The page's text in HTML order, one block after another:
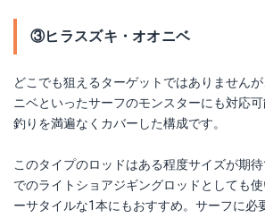
③ヒラスズキ・オオニベ
どこでも狙えるターゲットではありません
ニベといったサーフのモンスターにも対応
釣りを満遍なくカバーした構成です。
このタイプのロッドはある程度サイズが期
でのライトショアジギングロッドとしても
ーサタイルな1本にもおすすめ。サーフに必